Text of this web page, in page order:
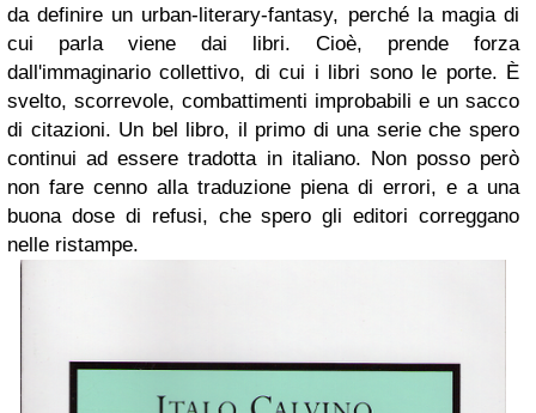
da definire un urban-literary-fantasy, perché la magia di
cui parla viene dai libri. Cioè, prende forza
dall'immaginario collettivo, di cui i libri sono le porte. È
svelto, scorrevole, combattimenti improbabili e un sacco
di citazioni. Un bel libro, il primo di una serie che spero
continui ad essere tradotta in italiano. Non posso però
non fare cenno alla traduzione piena di errori, e a una
buona dose di refusi, che spero gli editori correggano
nelle ristampe.